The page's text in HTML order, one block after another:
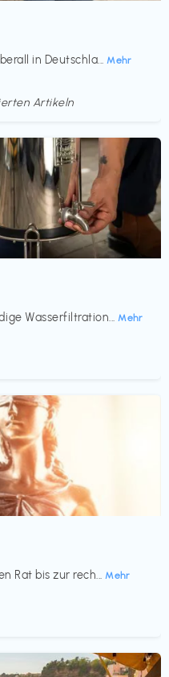
in Deutschla... Mehr
Artikeln
Wasserfiltration... Mehr
Rat bis zur rech... Mehr